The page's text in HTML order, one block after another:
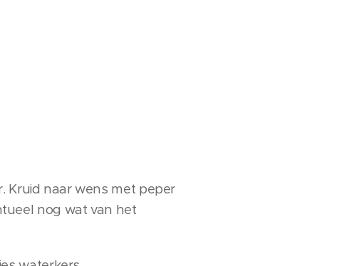
Kruid naar wens met peper
nog wat van het